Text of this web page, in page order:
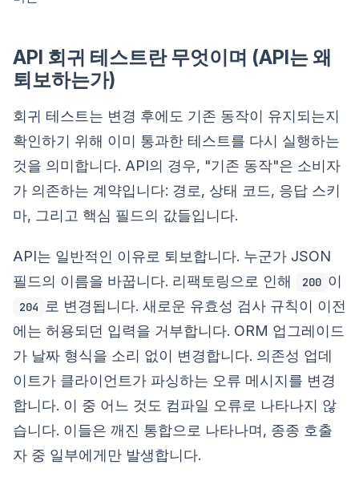
API 회귀 테스트란 무엇이며 (API는 왜
퇴보하는가)
회귀 테스트는 변경 후에도 기존 동작이 유지되는지
확인하기 위해 이미 통과한 테스트를 다시 실행하는
것을 의미합니다. API의 경우, "기존 동작"은 소비자
가 의존하는 계약입니다: 경로, 상태 코드, 응답 스키
마, 그리고 핵심 필드의 값들입니다.
API는 일반적인 이유로 퇴보합니다. 누군가 JSON
필드의 이름을 바꿉니다. 리팩토링으로 인해
200 이
204
로 변경됩니다. 새로운 유효성 검사 규칙이 이전
에는 허용되던 입력을 거부합니다. ORM 업그레이드
가 날짜 형식을 소리 없이 변경합니다. 의존성 업데
이트가 클라이언트가 파싱하는 오류 메시지를 변경
합니다. 이 중 어느 것도 컴파일 오류로 나타나지 않
습니다. 이들은 깨진 통합으로 나타나며, 종종 호출
자 중 일부에게만 발생합니다.